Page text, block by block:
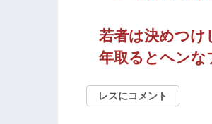
若者は決めつけ
年取るとヘンな
レスにコメント